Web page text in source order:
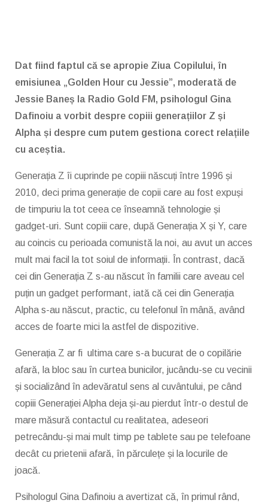
Dat fiind faptul că se apropie Ziua Copilului, în
emisiunea „Golden Hour cu Jessie”, moderată de
Jessie Baneș la Radio Gold FM, psihologul Gina
Dafinoiu a vorbit despre copiii generațiilor Z și
Alpha și despre cum putem gestiona corect relațiile
cu aceștia.
Generația Z îi cuprinde pe copiii născuți între 1996 și
2010, deci prima generație de copii care au fost expuși
de timpuriu la tot ceea ce înseamnă tehnologie și
gadget-uri. Sunt copiii care, după Generația X și Y, care
au coincis cu perioada comunistă la noi, au avut un acces
mult mai facil la tot soiul de informații. În contrast, dacă
cei din Generația Z s-au născut în familii care aveau cel
puțin un gadget performant, iată că cei din Generația
Alpha s-au născut, practic, cu telefonul în mână, având
acces de foarte mici la astfel de dispozitive.
Generația Z ar fi ultima care s-a bucurat de o copilărie
afară, la bloc sau în curtea bunicilor, jucându-se cu vecinii
și socializând în adevăratul sens al cuvântului, pe când
copiii Generației Alpha deja și-au pierdut într-o destul de
mare măsură contactul cu realitatea, adeseori
petrecându-și mai mult timp pe tablete sau pe telefoane
decât cu prietenii afară, în părculețe și la locurile de
joacă.
Psihologul Gina Dafinoiu a avertizat că, în primul rând,